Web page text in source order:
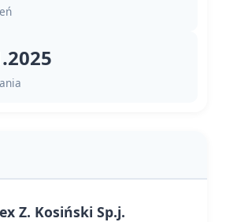
Z. Kosiński Sp.j.